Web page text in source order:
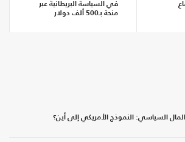
في السياسة البريطانية عبر
منحة بـ500 ألف دولار
السياسي: النموذج الأمريكي إلى أين؟